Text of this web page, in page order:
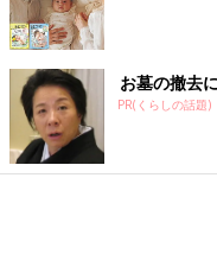
私はアイロンがけが苦手
っていません。息子の制
イロンがけをします。
掃除も、家電（掃除ロボ
して、ホコリがたまりに
お墓の撤去
PR(くらしの話題)